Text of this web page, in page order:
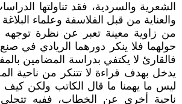
الشعرية والسردية، فقد تناولتها
والعناية من قبل الفلاسفة وعلماء
من زاوية معينة تعبر عن نظرة توجهه
حولهما فلا ينكر دورهما الريادي في
فالقارئ لا يكتفي بدراسة المضامين
يدخل بهدف قراءة لا تتنكر من ناحية
ليس ما يهمنا ما قال الكاتب ولكن كيف
ناحية أخرى عن الخطاب، ففيه تتجلى